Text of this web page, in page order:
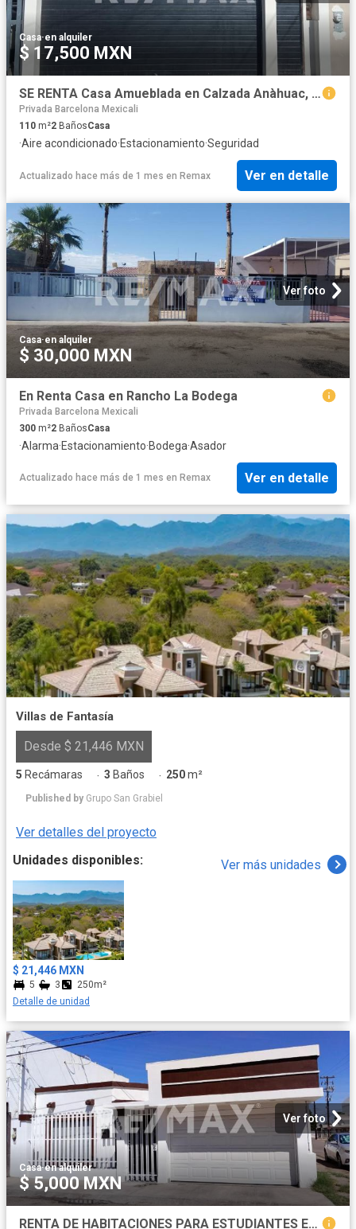
Casa·en alquiler
$ 17,500 MXN
SE RENTA Casa Amueblada en Calzada Anàhuac, Mexicali BC
Privada Barcelona Mexicali
110 m²2 BañosCasa
·Aire acondicionado·Estacionamiento·Seguridad
Actualizado hace más de 1 mes en Remax Ver en detalle
Ver foto
Casa·en alquiler
$ 30,000 MXN
En Renta Casa en Rancho La Bodega
Privada Barcelona Mexicali
300 m²2 BañosCasa
·Alarma·Estacionamiento·Bodega·Asador
Actualizado hace más de 1 mes en Remax Ver en detalle
Villas de Fantasía
Desde $ 21,446 MXN
5 Recámaras · 3 Baños · 250m²
Published by Grupo San Grabiel
Ver detalles del proyecto
Unidades disponibles:
Ver más unidades
$ 21,446 MXN
5 3
250m²
Detalle de unidad
Ver foto
Casa·en alquiler
$ 5,000 MXN
RENTA DE HABITACIONES PARA ESTUDIANTES EN FRACC. JARDINES DEL LAGO, MEXICALI